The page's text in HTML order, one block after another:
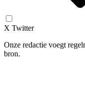
X Twitter
Onze redactie voegt
bron.